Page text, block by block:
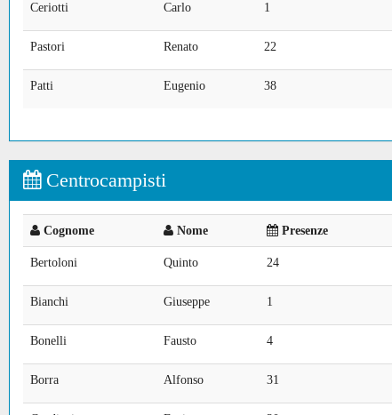
Ceriotti Carlo 1
Pastori Renato 22
Patti Eugenio 38
Centrocampisti
Cognome Nome Presenze
Bertoloni Quinto 24
Bianchi Giuseppe 1
Bonelli Fausto 4
Borra Alfonso 31